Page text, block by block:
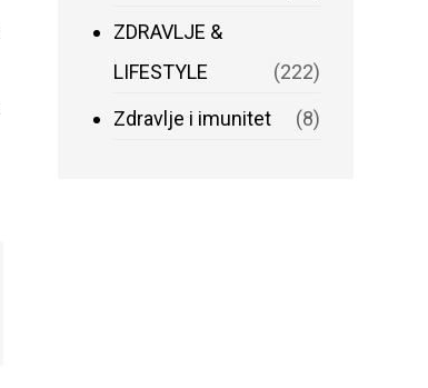
ZDRAVLJE &
LIFESTYLE
(222)
Zdravlje i imunitet
(8)